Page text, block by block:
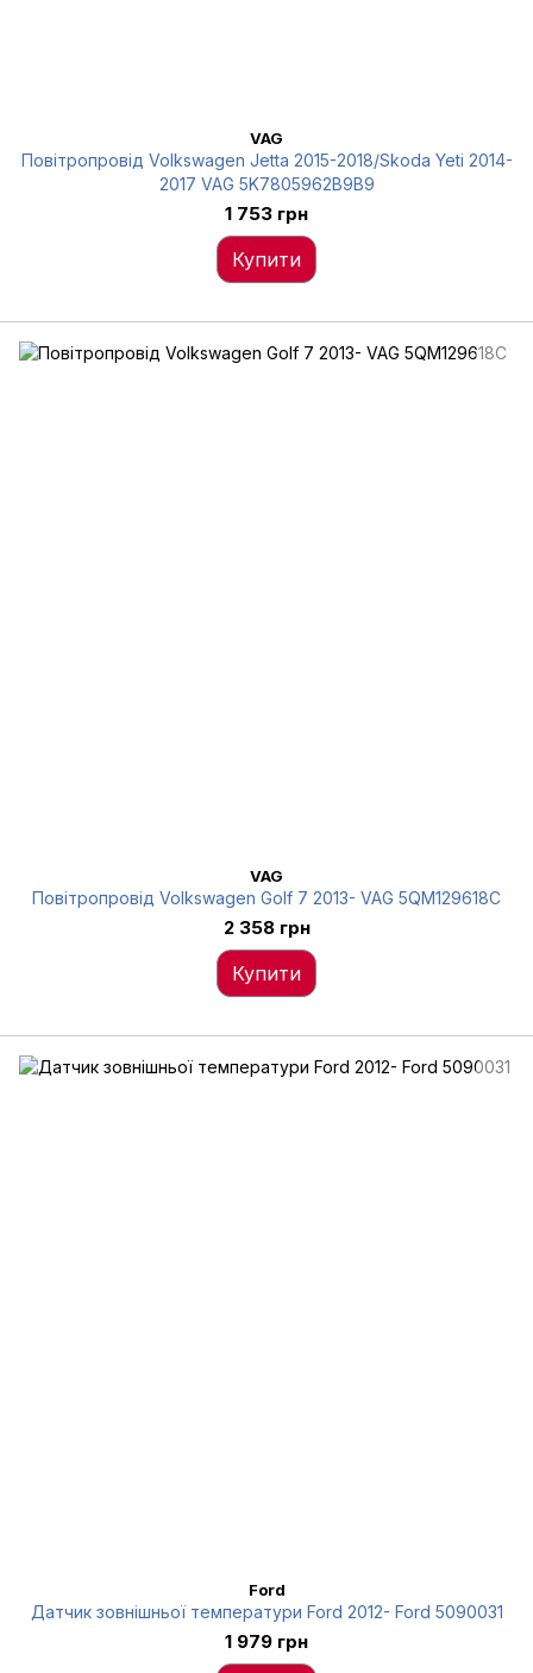
VAG
Повітропровід Volkswagen Jetta 2015-2018/Skoda Yeti 2014-
2017 VAG 5K7805962B9B9
1 753 грн
Купити
VAG
Повітропровід Volkswagen Golf 7 2013- VAG 5QM129618C
2 358 грн
Купити
Ford
Датчик зовнішньої температури Ford 2012- Ford 5090031
1 979 грн